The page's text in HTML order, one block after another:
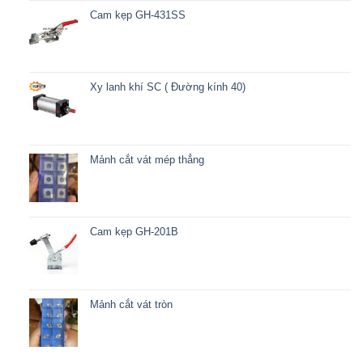
Cam kẹp GH-431SS
Xy lanh khí SC ( Đường kính 40)
Mảnh cắt vát mép thẳng
Cam kẹp GH-201B
Mảnh cắt vát tròn